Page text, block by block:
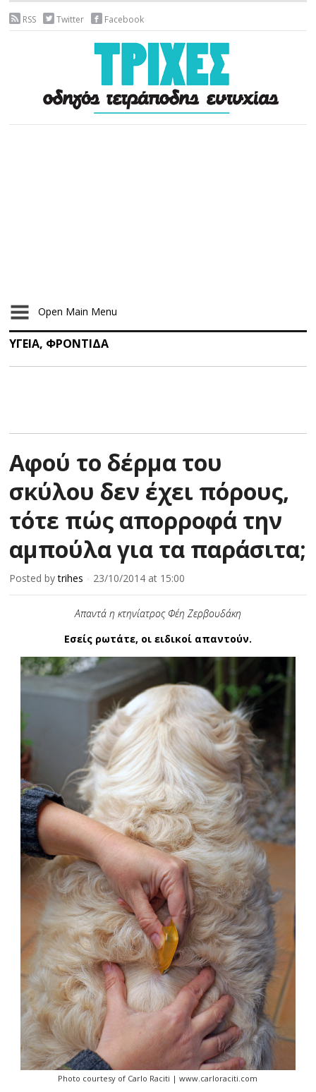
RSS Twitter Facebook
Open Main Menu
ΥΓΕΙΑ, ΦΡΟΝΤΙΔΑ
Αφού το δέρμα του
σκύλου δεν έχει πόρους,
τότε πώς απορροφά την
αμπούλα για τα παράσιτα;
Posted bytrihes 23/10/2014 at 15:00
Απαντά η κτηνίατρος Φέη Ζερβουδάκη
Εσείς ρωτάτε, οι ειδικοί απαντούν.
Photo courtesy of Carlo Raciti | www.carloraciti.com